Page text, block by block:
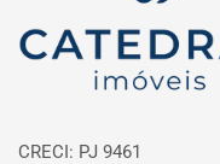
CRECI: PJ 9461